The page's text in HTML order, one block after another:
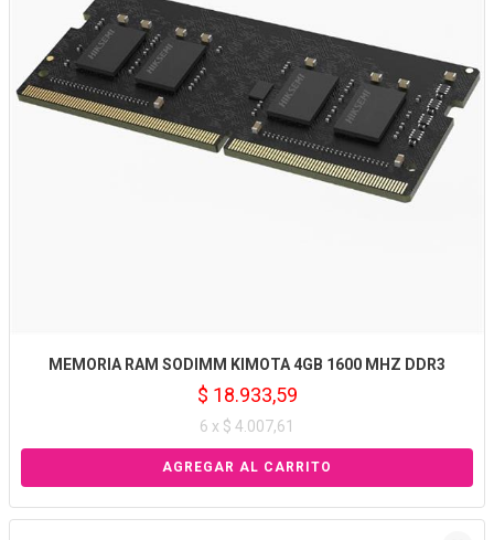
MEMORIA RAM SODIMM KIMOTA 4GB 1600 MHZ DDR3
$ 18.933,59
6 x $ 4.007,61